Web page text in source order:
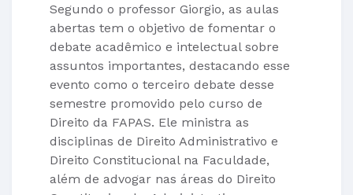
Segundo o professor Giorgio, as aulas
abertas tem o objetivo de fomentar o
debate acadêmico e intelectual sobre
assuntos importantes, destacando esse
evento como o terceiro debate desse
semestre promovido pelo curso de
Direito da FAPAS. Ele ministra as
disciplinas de Direito Administrativo e
Direito Constitucional na Faculdade,
além de advogar nas áreas do Direito